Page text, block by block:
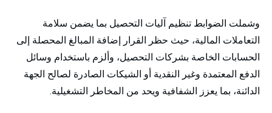
وشملت الضوابط تنظيم آليات التحصيل بما يضمن سلامة
التعاملات المالية، حيث حظر القرار إضافة المبالغ المحصلة إلى
الحسابات الخاصة بشركات التحصيل، وألزم باستخدام وسائل
الدفع المعتمدة وغير النقدية أو الشيكات الصادرة لصالح الجهة
الدائنة، بما يعزز الشفافية ويحد من المخاطر التشغيلية.